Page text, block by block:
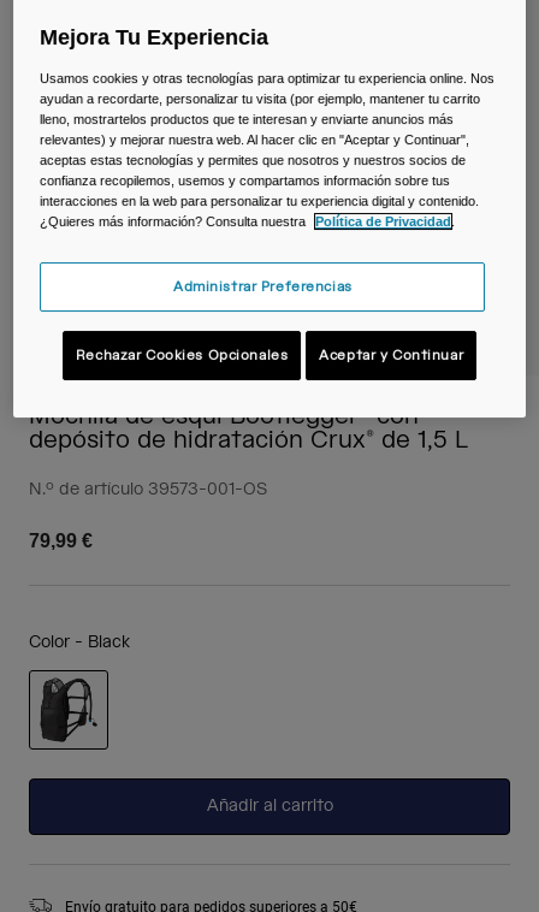
Tazas y Vasos
Riñoneras
Bolsas Bici
Bolsas Hidratación
Accessorios
Ver todo
Mochila de esquí Bootlegger™ con
depósito de hidratación Crux® de 1,5 L
N.º de artículo 39573-001-OS
79,99 €
Color - Black
Añadir al carrito
Envío gratuito para pedidos superiores a 50€
Mejora Tu Experiencia
Usamos cookies y otras tecnologías para optimizar tu experiencia online. Nos
ayudan a recordarte, personalizar tu visita (por ejemplo, mantener tu carrito
lleno, mostrartelos productos que te interesan y enviarte anuncios más
relevantes) y mejorar nuestra web. Al hacer clic en "Aceptar y Continuar",
aceptas estas tecnologías y permites que nosotros y nuestros socios de
confianza recopilemos, usemos y compartamos información sobre tus
interacciones en la web para personalizar tu experiencia digital y contenido.
¿Quieres más información? Consulta nuestra
Política de Privacidad
Administrar Preferencias
Rechazar Cookies Opcionales Aceptar y Continuar